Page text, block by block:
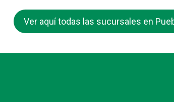
Ver aquí todas las sucursales en